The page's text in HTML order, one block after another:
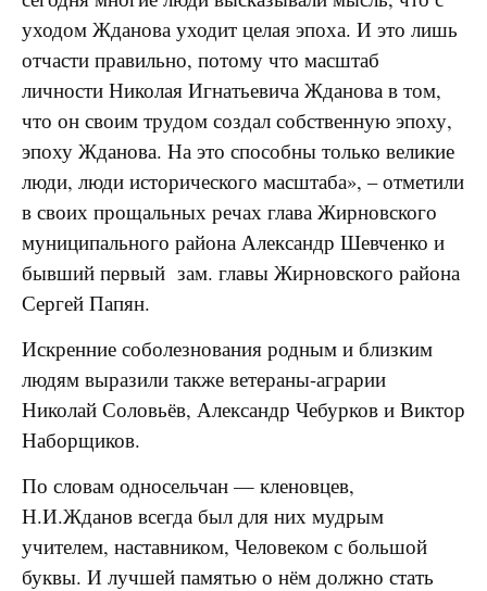
уходом Жданова уходит целая эпоха. И это лишь
отчасти правильно, потому что масштаб
личности Николая Игнатьевича Жданова в том,
что он своим трудом создал собственную эпоху,
эпоху Жданова. На это способны только великие
люди, люди исторического масштаба», – отметили
в своих прощальных речах глава Жирновского
муниципального района Александр Шевченко и
бывший первый зам. главы Жирновского района
Сергей Папян.
Искренние соболезнования родным и близким
людям выразили также ветераны-аграрии
Николай Соловьёв, Александр Чебурков и Виктор
Наборщиков.
По словам односельчан — кленовцев,
Н.И.Жданов всегда был для них мудрым
учителем, наставником, Человеком с большой
буквы. И лучшей памятью о нём должно стать